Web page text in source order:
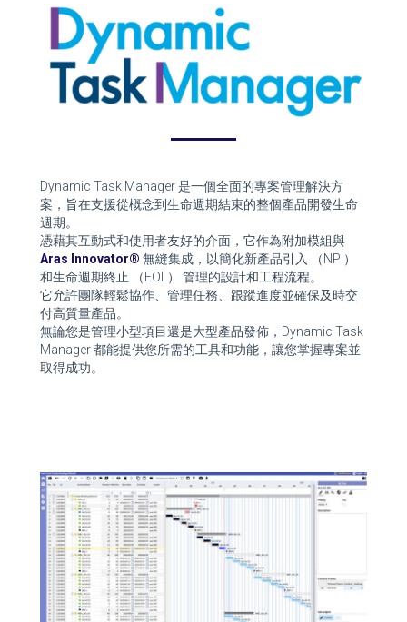
Dynamic Task Manager 是一個全面的專案管理解決方
案，旨在支援從概念到生命週期結束的整個產品開發生命
週期。
憑藉其互動式和使用者友好的介面，它作為附加模組與
Aras Innovator® 無縫集成，以簡化新產品引入 （NPI）
和生命週期終止 （EOL） 管理的設計和工程流程。
它允許團隊輕鬆協作、管理任務、跟蹤進度並確保及時交
付高質量產品。
無論您是管理小型項目還是大型產品發佈，Dynamic Task
Manager 都能提供您所需的工具和功能，讓您掌握專案並
取得成功。